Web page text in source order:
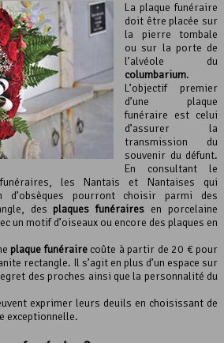
La plaque funéraire
doit être placée sur
la pierre tombale
ou sur la porte de
l’alvéole du
columbarium.
L’objectif premier
d’une plaque
funéraire est celui
d’assurer la
transmission du
souvenir du défunt.
En consultant le
funéraires, les Nantais et Nantaises qui
d’obsèques pourront choisir parmi des
des plaques funéraires en porcelaine
un motif d’oiseaux ou encore des plaques en
plaque funérairecoûte à partir de 20 € pour
rectangle. Il s’agit en plus d’un espace sur
des proches ainsi que la personnalité du
exprimer leurs deuils en choisissant de
exceptionnelle.